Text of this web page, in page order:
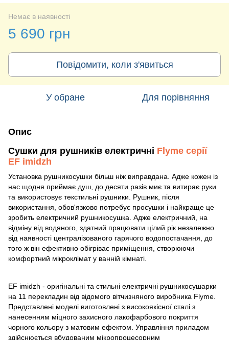
Немає в наявності
5 690 грн
Повідомити, коли з'явиться
У обране Для порівняння
Опис
Сушки для рушників електричні Flyme серії
EF imidzh
Установка рушникосушки більш ніж виправдана. Адже кожен із
нас щодня приймає душ, до десяти разів миє та витирає руки
та використовує текстильні рушники. Рушник, після
використання, обов'язково потребує просушки і найкраще це
зробить електричний рушникосушка. Адже електричний, на
відміну від водяного, здатний працювати цілий рік незалежно
від наявності централізованого гарячого водопостачання, до
того ж він ефективно обігріває приміщення, створюючи
комфортний мікроклімат у ванній кімнаті.
EF imidzh - оригінальні та стильні електричні рушникосушарки
на 11 перекладин від відомого вітчизняного виробника Flyme.
Представлені моделі виготовлені з високоякісної сталі з
нанесенням міцного захисного лакофарбового покриття
чорного кольору з матовим ефектом. Управління приладом
здійснюється вбудованим мікропроцесорним